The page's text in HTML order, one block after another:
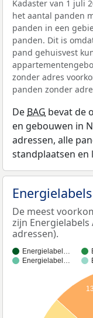
Kadaster van 1 juli
het aantal panden
panden in een
panden. Dit is
pand gehuisvest
zonder adres
panden zonder
De BAG bevat de
en gebouwen in
adressen, alle
standplaatsen
Energielabels
De meest
zijn Energielabels
adressen).
Energielabel…
Energielabel…